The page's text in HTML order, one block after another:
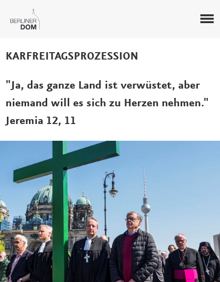
KARFREITAGSPROZESSION
"Ja, das ganze Land ist verwüstet, aber
niemand will es sich zu Herzen nehmen."
Jeremia 12, 11